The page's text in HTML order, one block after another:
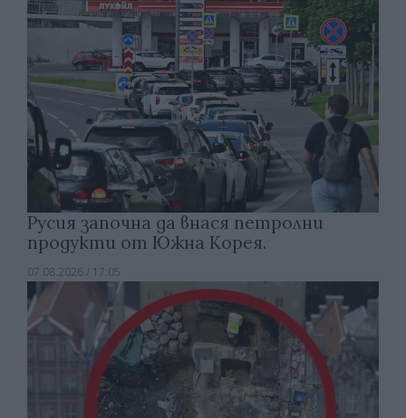
Русия започна да внася петролни
продукти от Южна Корея.
07.08.2026 / 17:05